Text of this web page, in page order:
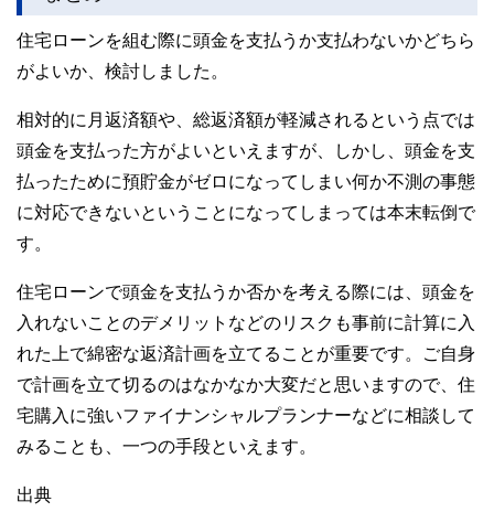
住宅ローンを組む際に頭金を支払うか支払わないかどちら
がよいか、検討しました。
相対的に月返済額や、総返済額が軽減されるという点では
頭金を支払った方がよいといえますが、しかし、頭金を支
払ったために預貯金がゼロになってしまい何か不測の事態
に対応できないということになってしまっては本末転倒で
す。
住宅ローンで頭金を支払うか否かを考える際には、頭金を
入れないことのデメリットなどのリスクも事前に計算に入
れた上で綿密な返済計画を立てることが重要です。ご自身
で計画を立て切るのはなかなか大変だと思いますので、住
宅購入に強いファイナンシャルプランナーなどに相談して
みることも、一つの手段といえます。
出典